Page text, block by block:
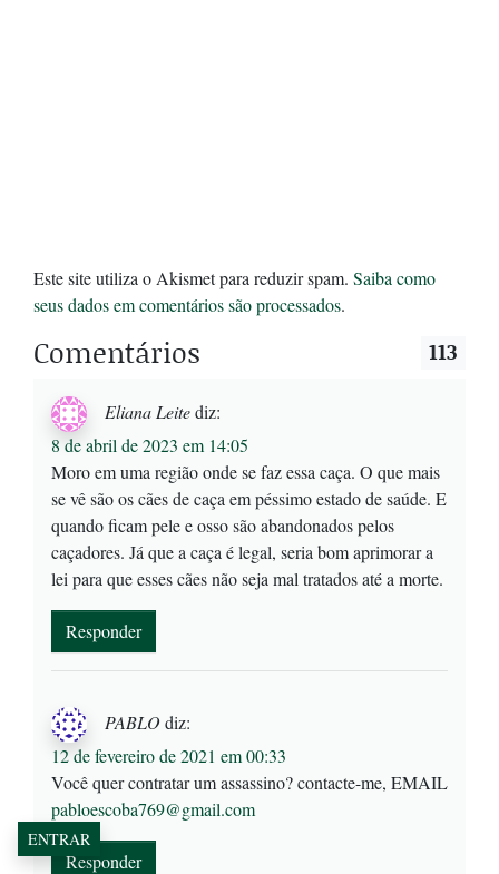
Este site utiliza o Akismet para reduzir spam. Saiba como
seus dados em comentários são processados.
Comentários 113
Eliana Leitediz:
8 de abril de 2023 em 14:05
Moro em uma região onde se faz essa caça. O que mais
se vê são os cães de caça em péssimo estado de saúde. E
quando ficam pele e osso são abandonados pelos
caçadores. Já que a caça é legal, seria bom aprimorar a
lei para que esses cães não seja mal tratados até a morte.
Responder
PABLOdiz:
12 de fevereiro de 2021 em 00:33
Você quer contratar um assassino? contacte-me, EMAIL
pabloescoba769@gmail.com
Responder
ENTRAR